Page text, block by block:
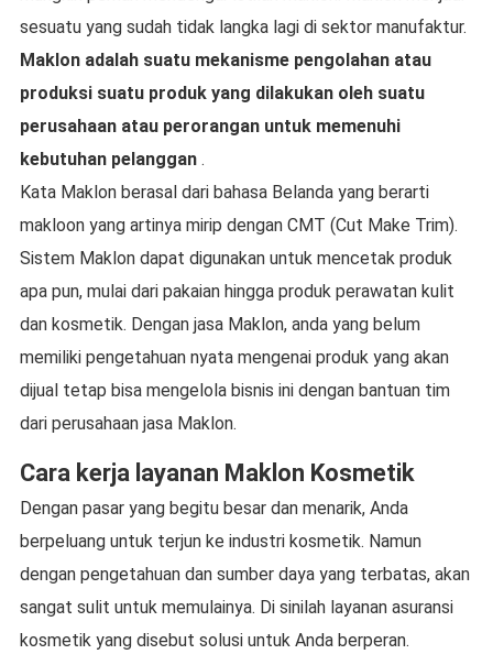
sesuatu yang sudah tidak langka lagi di sektor manufaktur.
Maklon adalah suatu mekanisme pengolahan atau
produksi suatu produk yang dilakukan oleh suatu
perusahaan atau perorangan untuk memenuhi
kebutuhan pelanggan.
Kata Maklon berasal dari bahasa Belanda yang berarti
makloon yang artinya mirip dengan CMT (Cut Make Trim).
Sistem Maklon dapat digunakan untuk mencetak produk
apa pun, mulai dari pakaian hingga produk perawatan kulit
dan kosmetik. Dengan jasa Maklon, anda yang belum
memiliki pengetahuan nyata mengenai produk yang akan
dijual tetap bisa mengelola bisnis ini dengan bantuan tim
dari perusahaan jasa Maklon.
Cara kerja layanan Maklon Kosmetik
Dengan pasar yang begitu besar dan menarik, Anda
berpeluang untuk terjun ke industri kosmetik. Namun
dengan pengetahuan dan sumber daya yang terbatas, akan
sangat sulit untuk memulainya. Di sinilah layanan asuransi
kosmetik yang disebut solusi untuk Anda berperan.